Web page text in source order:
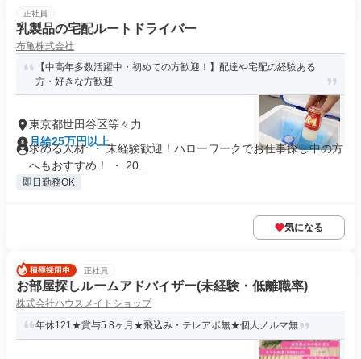
正社員
乳製品の宅配ルートドライバー
布亀株式会社
【中高年多数活躍中・初めての方歓迎！】配達や宅配の経験ある
方・好きな方歓迎
東京都世田谷区等々力
月給25万円以上
求める人材: ・ 未経験歓迎！ハローワークでお仕事探し中の方
へもおすすめ！ ・ 20...
即日勤務OK
気になる
正社員
お部屋探しルームアドバイザー(未経験・低離職率)
株式会社ハウスメイトショップ
年休121★賞与5.8ヶ月★飛込み・テレアポ無★個人ノルマ無